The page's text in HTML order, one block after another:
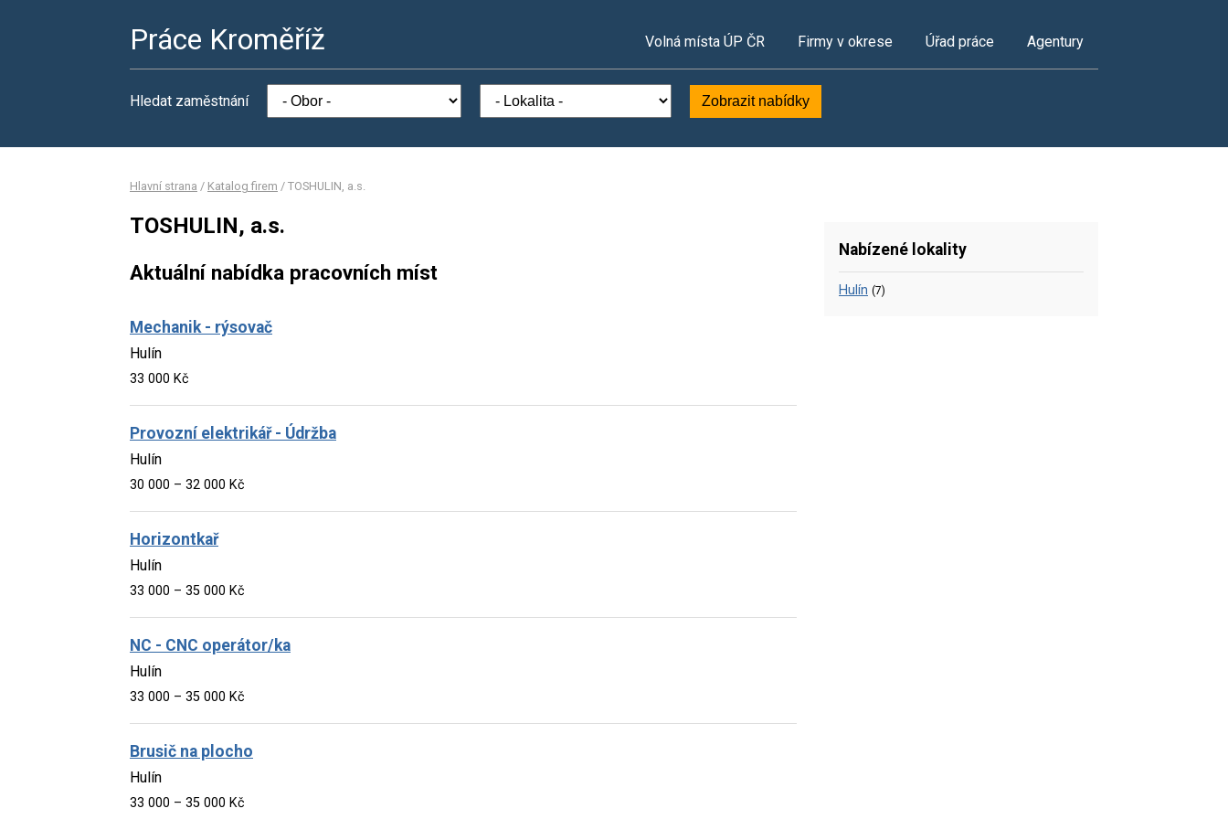
Práce Kroměříž Volná místa ÚP ČR Firmy v okrese Úřad práce Agentury
Hledat zaměstnání Zobrazit nabídky
Hlavní strana / Katalog firem / TOSHULIN, a.s.
TOSHULIN, a.s.
Aktuální nabídka pracovních míst
Mechanik - rýsovač
Hulín
33 000 Kč
Provozní elektrikář - Údržba
Hulín
30 000 – 32 000 Kč
Horizontkař
Hulín
33 000 – 35 000 Kč
NC - CNC operátor/ka
Hulín
33 000 – 35 000 Kč
Brusič na plocho
Hulín
33 000 – 35 000 Kč
Nabízené lokality
Hulín (7)